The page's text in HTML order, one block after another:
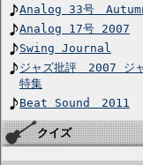
Analog 33号
Analog 17号 2007
Swing Journal
ジャズ批評 2007 ジ
特集
Beat Sound 2011
クイズ